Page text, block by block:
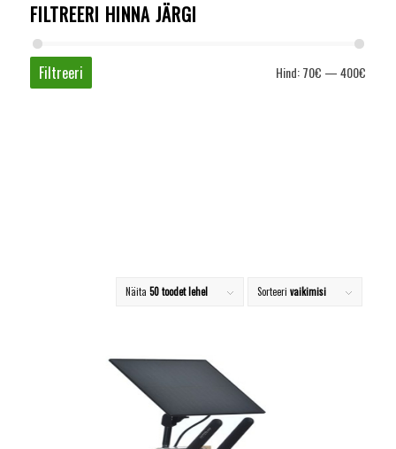
Sorteerivaikimisi
Näita50 toodet lehel
FILTREERI HINNA JÄRGI
Filtreeri Hind:70€ —400€